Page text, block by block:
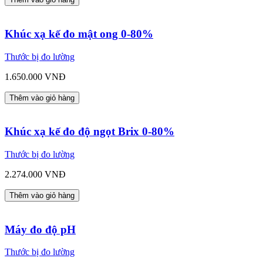
Khúc xạ kế đo mật ong 0-80%
Thước bị đo lường
1.650.000 VNĐ
Thêm vào giỏ hàng
Khúc xạ kế đo độ ngọt Brix 0-80%
Thước bị đo lường
2.274.000 VNĐ
Thêm vào giỏ hàng
Máy đo độ pH
Thước bị đo lường